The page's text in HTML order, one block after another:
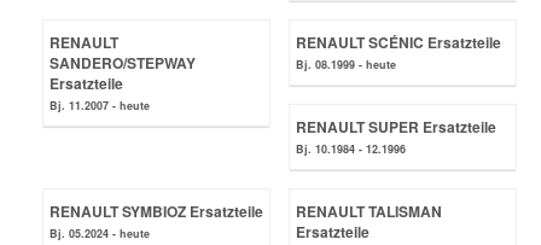
RENAULT
SANDERO/STEPWAY
Ersatzteile
Bj. 11.2007 - heute
RENAULT SCÉNIC Ersatzteile
Bj. 08.1999 - heute
RENAULT SUPER Ersatzteile
Bj. 10.1984 - 12.1996
RENAULT SYMBIOZ Ersatzteile
Bj. 05.2024 - heute
RENAULT TALISMAN
Ersatzteile